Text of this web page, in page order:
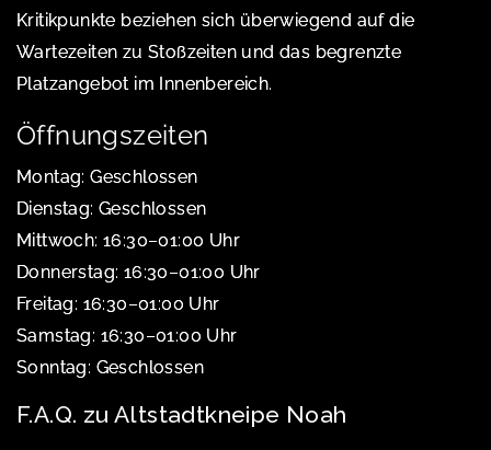
Kritikpunkte beziehen sich überwiegend auf die
Wartezeiten zu Stoßzeiten und das begrenzte
Platzangebot im Innenbereich.
Öffnungszeiten
Montag: Geschlossen
Dienstag: Geschlossen
Mittwoch: 16:30–01:00 Uhr
Donnerstag: 16:30–01:00 Uhr
Freitag: 16:30–01:00 Uhr
Samstag: 16:30–01:00 Uhr
Sonntag: Geschlossen
F.A.Q. zu Altstadtkneipe Noah